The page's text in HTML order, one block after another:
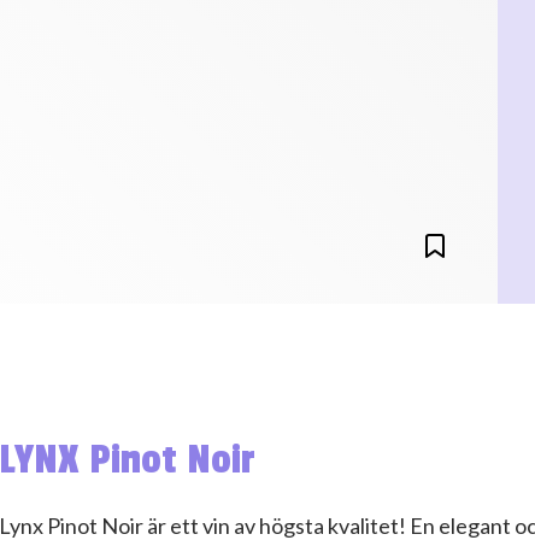
LYNX Pinot Noir
Lynx Pinot Noir är ett vin av högsta kvalitet! En elegant